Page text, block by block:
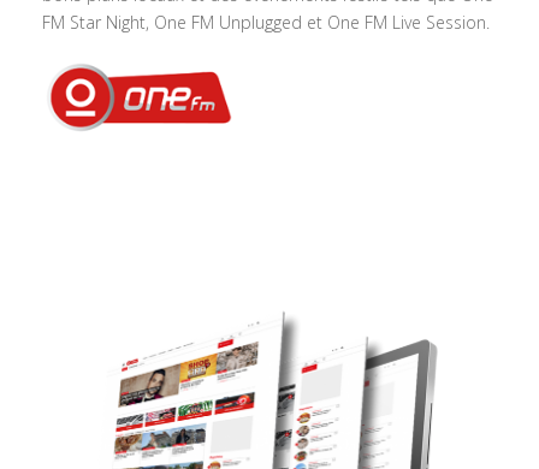
FM Star Night, One FM Unplugged et One FM Live Session.